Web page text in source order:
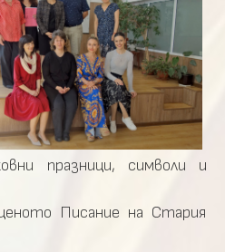
празници, символи и
Писание на Стария